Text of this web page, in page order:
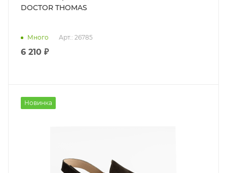
DOCTOR THOMAS
Много Арт.: 26785
6 210 ₽
Новинка